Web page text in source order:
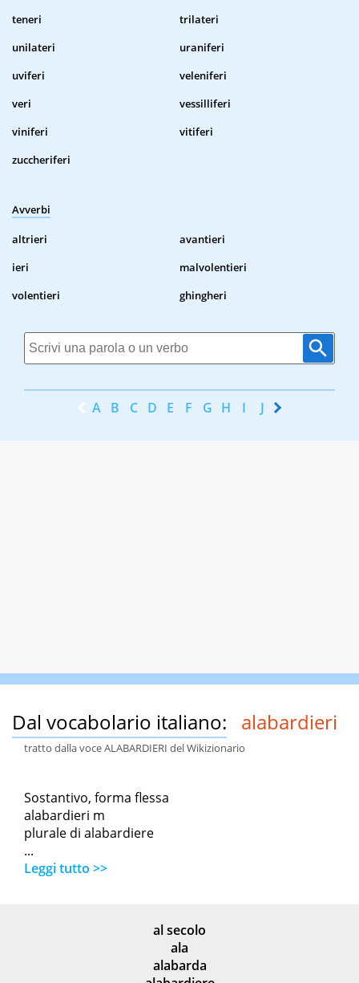
teneri
trilateri
unilateri
uraniferi
uviferi
veleniferi
veri
vessilliferi
viniferi
vitiferi
zuccheriferi
Avverbi
altrieri
avantieri
ieri
malvolentieri
volentieri
ghingheri
A B C D E F G H I J K
Dal vocabolario italiano: alabardieri
tratto dalla voce ALABARDIERI del Wikizionario
Sostantivo, forma flessa
alabardieri m
plurale di alabardiere
...
Leggi tutto >>
al secolo
ala
alabarda